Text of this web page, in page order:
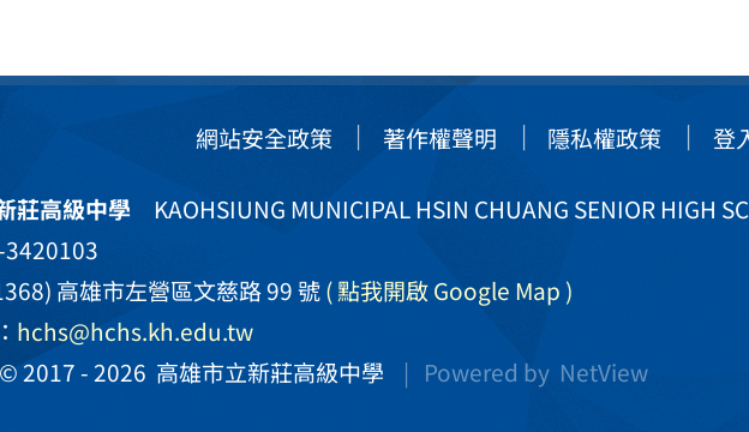
網站安全政策 著作權聲明 隱私權政策 登
莊高級中學KAOHSIUNG MUNICIPAL HSIN CHUANG SENIOR HIGH
高雄市左營區文慈路 99 號( 點我開啟 Google Map )
hchs@hchs.kh.edu.tw
2017 - 2026 高雄市立新莊高級中學 | Powered by NetView